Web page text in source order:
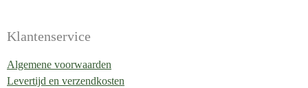
Klantenservice
Algemene voorwaarden
Levertijd en verzendkosten